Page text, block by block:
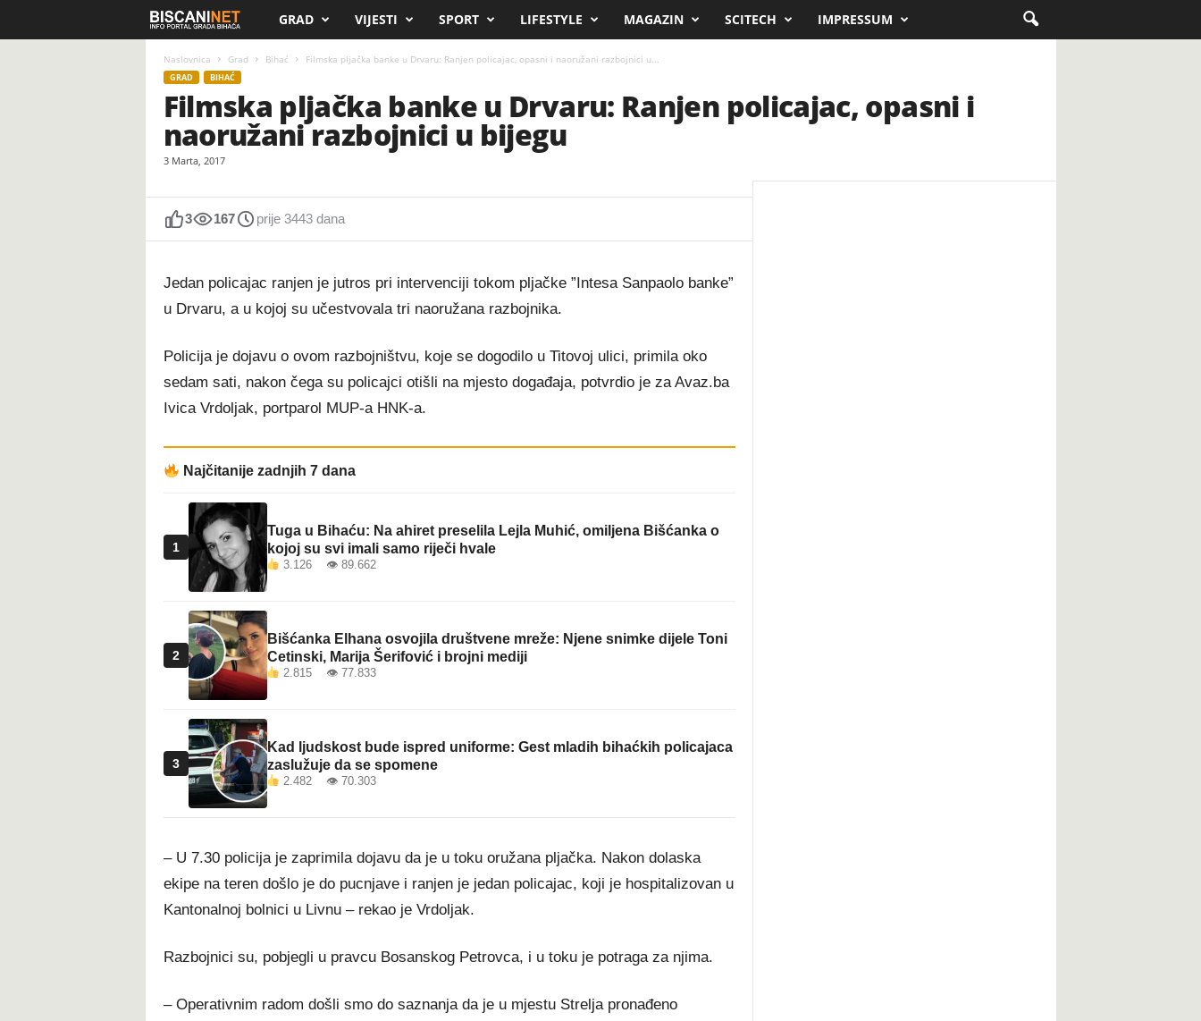
i
c
n
t
GRAD VIJESTI SPORT LIFESTYLE MAGAZIN SCITECH IMPRESSUM
Naslovnica Grad Bihać Filmska pljačka banke u Drvaru: Ranjen policajac, opasni i naoružani razbojnici u...
GRAD BIHAĆ
Filmska pljačka banke u Drvaru: Ranjen policajac, opasni i
naoružani razbojnici u bijegu
3 Marta, 2017
3 167 prije 3443 dana
Jedan policajac ranjen je jutros pri intervenciji tokom pljačke ”Intesa Sanpaolo banke”
u Drvaru, a u kojoj su učestvovala tri naoružana razbojnika.
Policija je dojavu o ovom razbojništvu, koje se dogodilo u Titovoj ulici, primila oko
sedam sati, nakon čega su policajci otišli na mjesto događaja, potvrdio je za Avaz.ba
Ivica Vrdoljak, portparol MUP-a HNK-a.
Najčitanije zadnjih 7 dana
1
Tuga u Bihaću: Na ahiret preselila Lejla Muhić, omiljena Bišćanka o
kojoj su svi imali samo riječi hvale
3.126 👁 89.662
2
Bišćanka Elhana osvojila društvene mreže: Njene snimke dijele Toni
Cetinski, Marija Šerifović i brojni mediji
2.815 👁 77.833
3
Kad ljudskost bude ispred uniforme: Gest mladih bihaćkih policajaca
zaslužuje da se spomene
2.482 👁 70.303
– U 7.30 policija je zaprimila dojavu da je u toku oružana pljačka. Nakon dolaska
ekipe na teren došlo je do pucnjave i ranjen je jedan policajac, koji je hospitalizovan u
Kantonalnoj bolnici u Livnu – rekao je Vrdoljak.
Razbojnici su, pobjegli u pravcu Bosanskog Petrovca, i u toku je potraga za njima.
– Operativnim radom došli smo do saznanja da je u mjestu Strelja pronađeno